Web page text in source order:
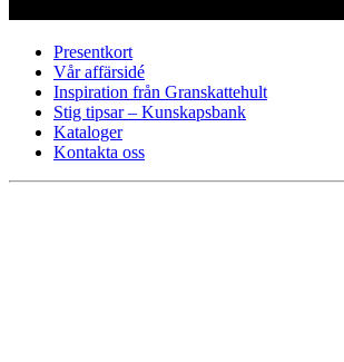
Presentkort
Vår affärsidé
Inspiration från Granskattehult
Stig tipsar – Kunskapsbank
Kataloger
Kontakta oss